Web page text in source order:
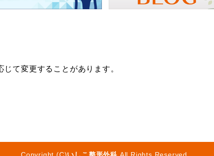
て変更することがあります。
Copyright (C)いしこ整形外科 .All Rights Reserved.